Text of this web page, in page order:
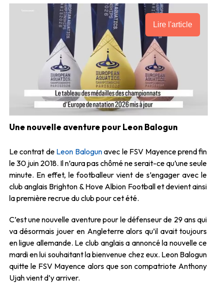
Lire l'article
Une nouvelle aventure pour Leon Balogun
Le contrat de Leon Balogunavec le FSV Mayence prend fin
le 30 juin 2018. Il n’aura pas chômé ne serait-ce qu’une seule
minute. En effet, le footballeur vient de s’engager avec le
club anglais Brighton & Hove Albion Football et devient ainsi
la première recrue du club pour cet été.
C’est une nouvelle aventure pour le défenseur de 29 ans qui
va désormais jouer en Angleterre alors qu’il avait toujours
en ligue allemande. Le club anglais a annoncé la nouvelle ce
mardi en lui souhaitant la bienvenue chez eux. Leon Balogun
quitte le FSV Mayence alors que son compatriote Anthony
Ujah vient d’y arriver.